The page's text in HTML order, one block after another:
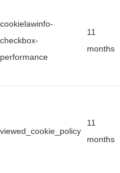
cookielawinfo-
checkbox-
performance
11
months
viewed_cookie_policy
11
months